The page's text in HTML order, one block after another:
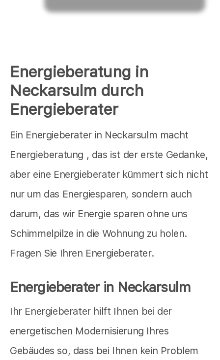
Energieberatung in
Neckarsulm durch
Energieberater
Ein Energieberater in Neckarsulm macht
Energieberatung , das ist der erste Gedanke,
aber eine Energieberater kümmert sich nicht
nur um das Energiesparen, sondern auch
darum, das wir Energie sparen ohne uns
Schimmelpilze in die Wohnung zu holen.
Fragen Sie Ihren Energieberater.
Energieberater in Neckarsulm
Ihr Energieberater hilft Ihnen bei der
energetischen Modernisierung Ihres
Gebäudes so, dass bei Ihnen kein Problem